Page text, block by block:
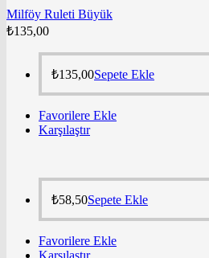
Milföy Ruleti Büyük
₺135,00
₺135,00Sepete Ekle
Favorilere Ekle
Karşılaştır
₺58,50Sepete Ekle
Favorilere Ekle